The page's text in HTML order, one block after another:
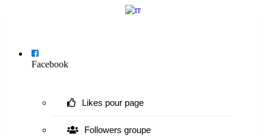
Facebook
Likes pour page
Followers groupe